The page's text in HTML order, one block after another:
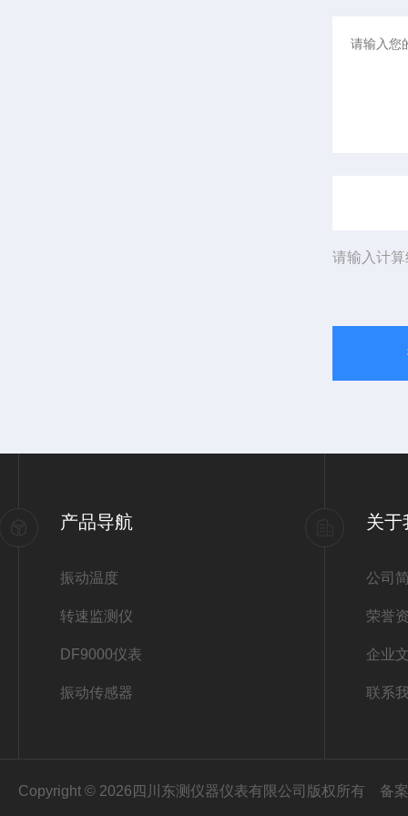
请输入计
产品导航
振动温度
转速监测仪
DF9000仪表
振动传感器
关于
公司
荣誉
企业
联系
Copyright © 2026四川东测仪器仪表有限公司版权所有 备